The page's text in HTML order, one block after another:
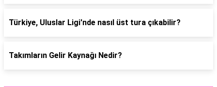
Türkiye, Uluslar Ligi'nde nasıl üst tura çıkabilir?
Takımların Gelir Kaynağı Nedir?